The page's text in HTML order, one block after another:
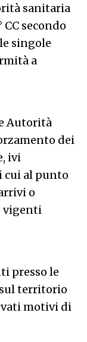
sanitaria
secondo
singole
a
Autorità
dei
ivi
cui al punto
o
vigenti
presso le
sul territorio
motivi di